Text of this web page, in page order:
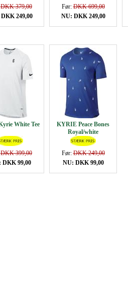
DKK 379,00
249,00
Før:DKK 699,00
NU: DKK 249,00
White Tee
DKK 399,00
DKK 99,00
KYRIE Peace Bones
Royal/white
Før:DKK 249,00
NU: DKK 99,00